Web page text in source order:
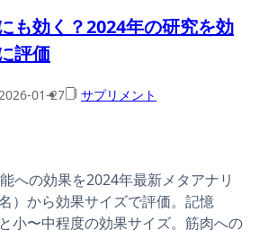
も効く？2024年の研究を効
評価
01-27 サプリメント
への効果を2024年最新メタアナリ
）から効果サイズで評価。記憶
小〜中程度の効果サイズ。筋肉への